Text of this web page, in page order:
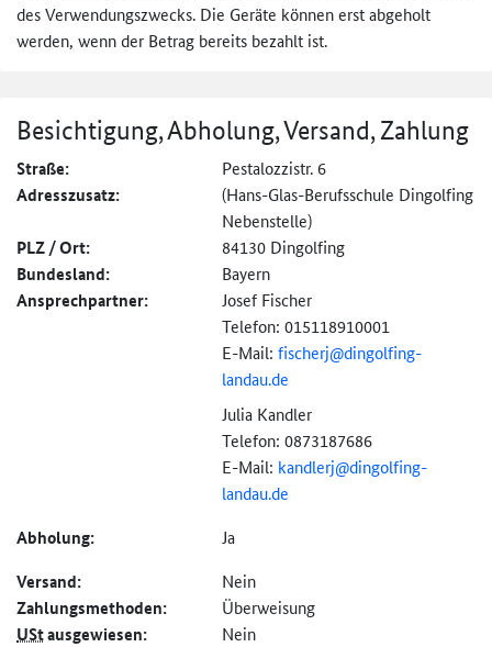
des Verwendungszwecks. Die Geräte können erst abgeholt
werden, wenn der Betrag bereits bezahlt ist.
Besichtigung, Abholung, Versand, Zahlung
Straße: Pestalozzistr. 6
Adresszusatz:
(Hans-Glas-Berufsschule Dingolfing
Nebenstelle)
PLZ / Ort: 84130 Dingolfing
Bundesland: Bayern
Ansprechpartner:
Josef Fischer
Telefon: 015118910001
E-Mail: fischerj@dingolfing-
landau.de
Julia Kandler
Telefon: 0873187686
E-Mail: kandlerj@dingolfing-
landau.de
Abholung: Ja
Versand: Nein
Zahlungs­methoden: Überweisung
UStausgewiesen: Nein